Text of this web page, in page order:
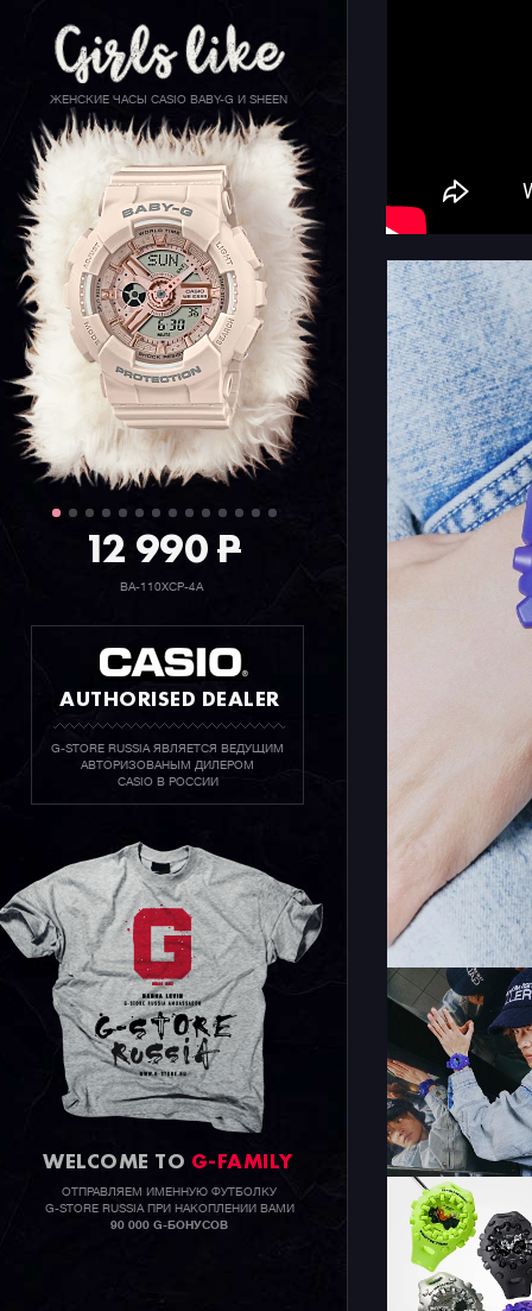
ЖЕНСКИЕ ЧАСЫ CASIO BABY-G И SHEEN
12 990P
BA-110XCP-4A
AUTHORISED DEALER
G-STORE RUSSIA ЯВЛЯЕТСЯ ВЕДУЩИМ
АВТОРИЗОВАНЫМ ДИЛЕРОМ
CASIO В РОССИИ
WELCOME TO G-FAMILY
ОТПРАВЛЯЕМ ИМЕННУЮ ФУТБОЛКУ
G-STORE RUSSIA ПРИ НАКОПЛЕНИИ ВАМИ
90 000 G-БОНУСОВ